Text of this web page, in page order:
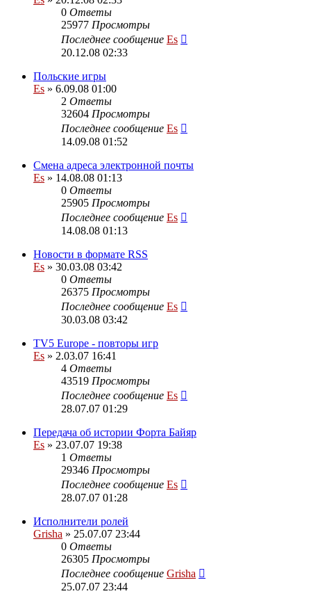
0 Ответы
25977 Просмотры
Последнее сообщение Es
20.12.08 02:33
Польские игры
Es » 6.09.08 01:00
2 Ответы
32604 Просмотры
Последнее сообщение Es
14.09.08 01:52
Смена адреса электронной почты
Es » 14.08.08 01:13
0 Ответы
25905 Просмотры
Последнее сообщение Es
14.08.08 01:13
Новости в формате RSS
Es » 30.03.08 03:42
0 Ответы
26375 Просмотры
Последнее сообщение Es
30.03.08 03:42
TV5 Europe - повторы игр
Es » 2.03.07 16:41
4 Ответы
43519 Просмотры
Последнее сообщение Es
28.07.07 01:29
Передача об истории Форта Байяр
Es » 23.07.07 19:38
1 Ответы
29346 Просмотры
Последнее сообщение Es
28.07.07 01:28
Исполнители ролей
Grisha » 25.07.07 23:44
0 Ответы
26305 Просмотры
Последнее сообщение Grisha
25.07.07 23:44